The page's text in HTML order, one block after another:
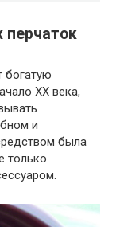
перчаток
богатую
XX века,
и
была
только